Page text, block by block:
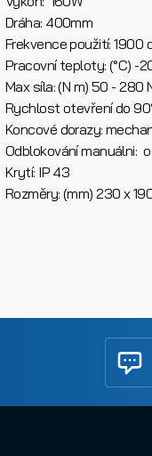
Dráha: 400mm
Frekvence použití: 1900
Pracovní teploty: (°C) -
Max síla: (N m) 50 - 280
Rychlost otevření do
Koncové dorazy:
Odblokování manuálni:
Krytí: IP 43
Rozměry: (mm) 230 x